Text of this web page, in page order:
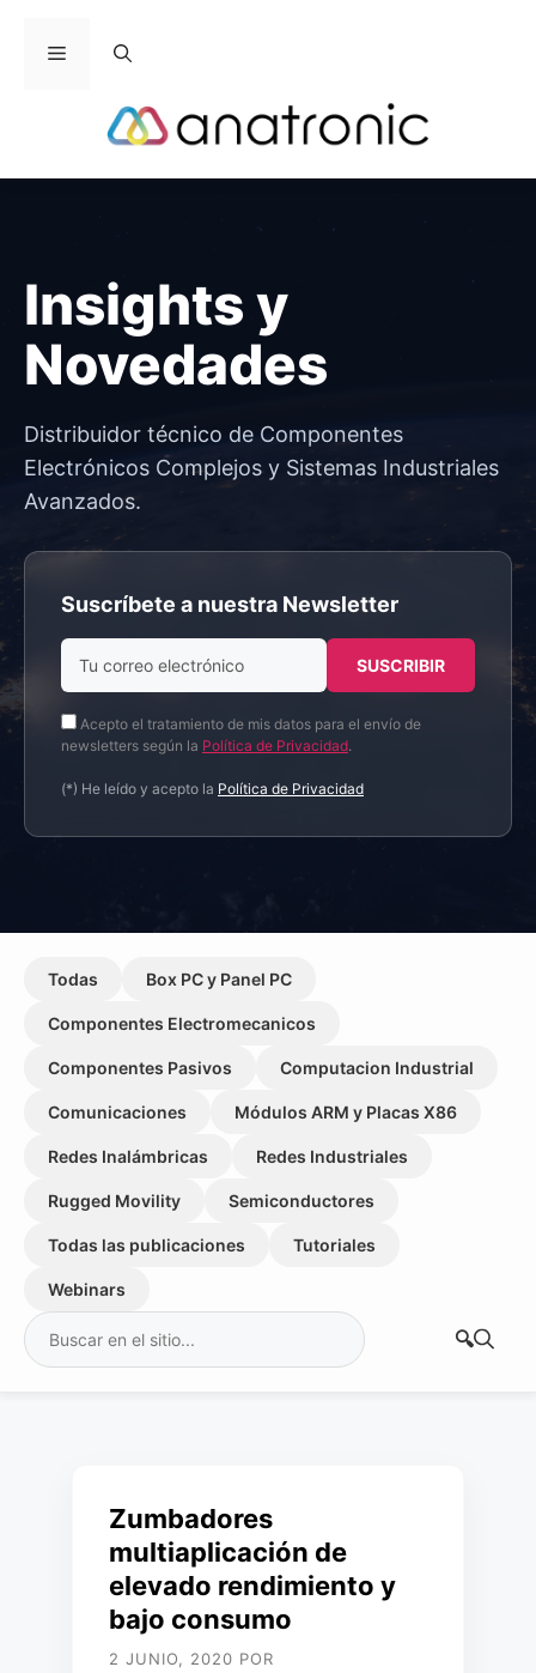
Menú
Insights y
Novedades
Distribuidor técnico de Componentes
Electrónicos Complejos y Sistemas Industriales
Avanzados.
Suscríbete a nuestra Newsletter
Acepto el tratamiento de mis datos para el envío de
newsletters según la Política de Privacidad.
(*) He leído y acepto la Política de Privacidad
Todas Box PC y Panel PC
Componentes Electromecanicos
Componentes Pasivos Computacion Industrial
Comunicaciones Módulos ARM y Placas X86
Redes Inalámbricas Redes Industriales
Rugged Movility Semiconductores
Todas las publicaciones Tutoriales
Webinars
Buscar:
Zumbadores
multiaplicación de
elevado rendimiento y
bajo consumo
2 JUNIO, 2020 POR